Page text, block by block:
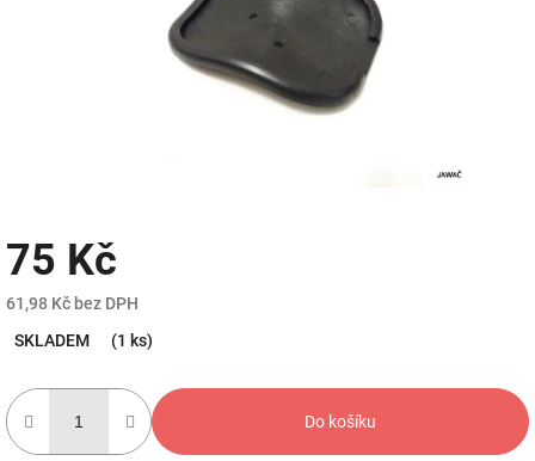
75 Kč
61,98 Kč bez DPH
cena:
SKLADEM (1 ks)
Do košíku